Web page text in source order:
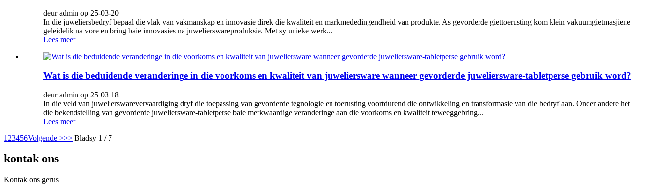
deur admin op 25-03-20
In die juweliersbedryf bepaal die vlak van vakmanskap en innovasie direk die kwaliteit en markmededingendheid van produkte. As gevorderde giettoerusting kom klein vakuumgietmasjiene
geleidelik na vore en bring baie innovasies na juwelierswareproduksie. Met sy unieke werk...
Lees meer
Wat is die beduidende veranderinge in die voorkoms en kwaliteit van juweliersware wanneer gevorderde juweliersware-tabletperse gebruik word?
deur admin op 25-03-18
In die veld van juwelierswarevervaardiging dryf die toepassing van gevorderde tegnologie en toerusting voortdurend die ontwikkeling en transformasie van die bedryf aan. Onder andere het
die bekendstelling van gevorderde juweliersware-tabletperse baie merkwaardige veranderinge aan die voorkoms en kwaliteit teweeggebring...
Lees meer
1 23456Volgende >>> Bladsy 1 / 7
kontak ons
Kontak ons ​​gerus